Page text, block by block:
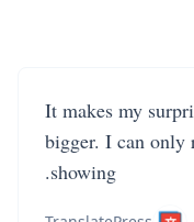
It makes my
bigger. I can only
showing.